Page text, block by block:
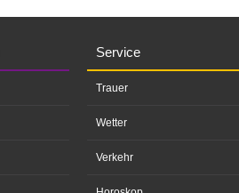
Service
Trauer
Wetter
Verkehr